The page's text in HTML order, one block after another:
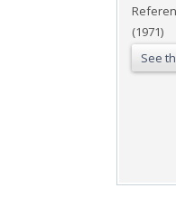
(1971)
See